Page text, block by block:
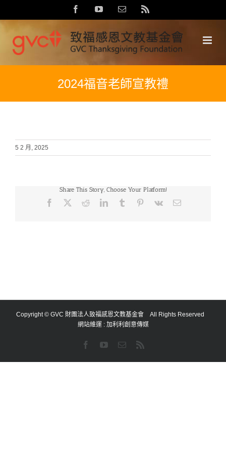
to
content
FacebookYouTubeEmail:
2024福音老師宣教禮
5 2 月, 2025
Share This Story, Choose Your Platform!
Facebook RedditLinkedInTumblr Pinterest
Vk Email:
Copyright © GVC 財團法人致福感恩文教基金會 All Rights Reserved
網站維運 : 加利利創意傳媒
FacebookYouTube
Email: